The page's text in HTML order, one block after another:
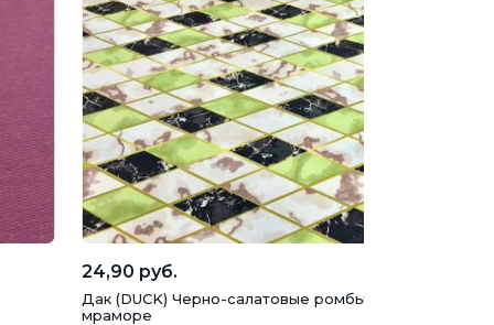
24,90 руб.
Дак (DUCK) Черно-салатовые ромбы на бежевом
мраморе